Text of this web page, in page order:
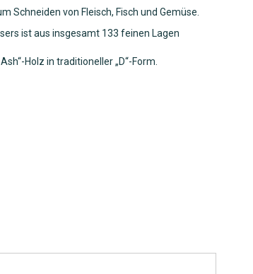
Schneiden von Fleisch, Fisch und Gemüse.
ist aus insgesamt 133 feinen Lagen
Holz in traditioneller „D“-Form.